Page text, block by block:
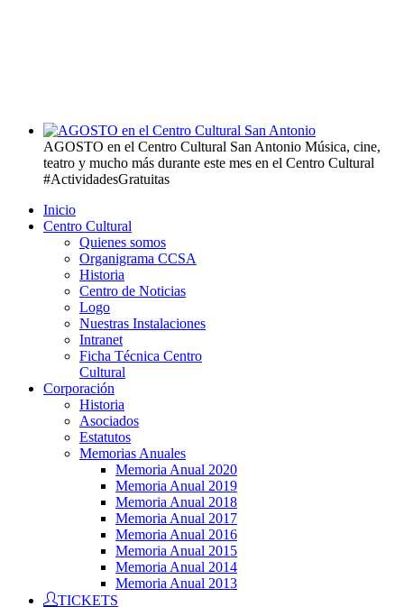
AGOSTO en el Centro Cultural San Antonio Música, cine,
teatro y mucho más durante este mes en el Centro Cultural
#ActividadesGratuitas
Inicio
Centro Cultural
Quienes somos
Organigrama CCSA
Historia
Centro de Noticias
Logo
Nuestras Instalaciones
Intranet
Ficha Técnica Centro
Cultural
Corporación
Historia
Asociados
Estatutos
Memorias Anuales
Memoria Anual 2020
Memoria Anual 2019
Memoria Anual 2018
Memoria Anual 2017
Memoria Anual 2016
Memoria Anual 2015
Memoria Anual 2014
Memoria Anual 2013
TICKETS